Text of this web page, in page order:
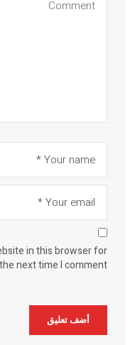
in this browser for
the next time I comment.